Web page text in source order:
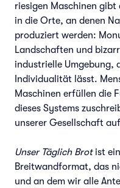
riesigen Maschinen
in die Orte, an denen
produziert werden:
Landschaften und
industrielle Umgebung,
Individualität lässt.
Maschinen erfüllen die
dieses Systems
unserer Gesellschaft
Unser Täglich Brotist
Breitwandformat, das
und an dem wir alle